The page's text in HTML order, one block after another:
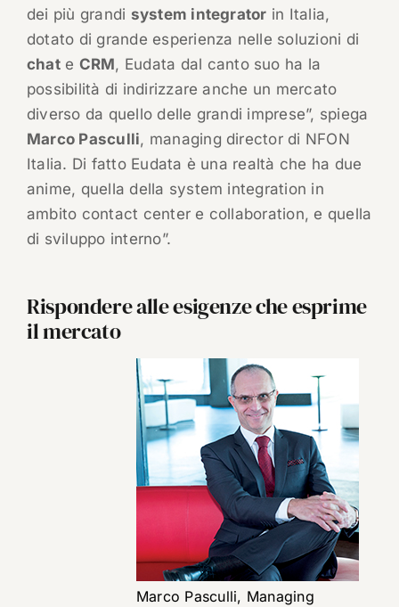
dei più grandi system integrator in Italia,
dotato di grande esperienza nelle soluzioni di
chate CRM, Eudata dal canto suo ha la
possibilità di indirizzare anche un mercato
diverso da quello delle grandi imprese”, spiega
Marco Pasculli, managing director di NFON
Italia. Di fatto Eudata è una realtà che ha due
anime, quella della system integration in
ambito contact center e collaboration, e quella
di sviluppo interno”.
Rispondere alle esigenze che esprime
il mercato
Marco Pasculli, Managing